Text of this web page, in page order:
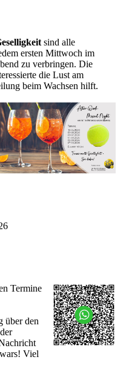
sind alle
ersten Mittwoch im
zu verbringen. Die
die Lust am
beim Wachsen hilft.
Termine
über den
Viel